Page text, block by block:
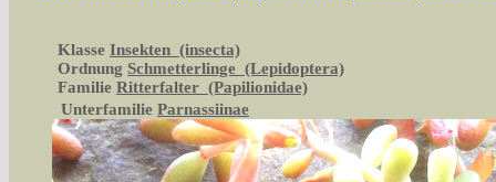
Klasse Insekten (insecta)
Ordnung Schmetterlinge (Lepidoptera)
Familie Ritterfalter (Papilionidae)
Unterfamilie Parnassiinae